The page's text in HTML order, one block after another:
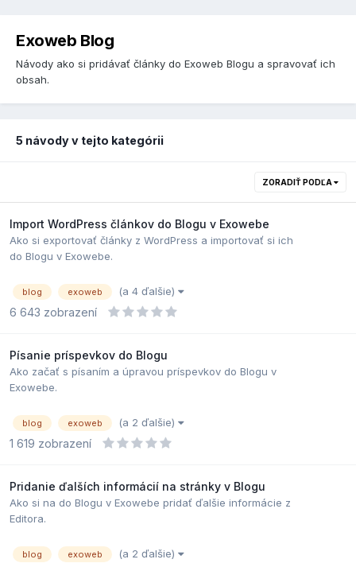
Exoweb Blog
Návody ako si pridávať články do Exoweb Blogu a spravovať ich
obsah.
5 návody v tejto kategórii
ZORADIŤ PODĽA
Import WordPress článkov do Blogu v Exowebe
Ako si exportovať články z WordPress a importovať si ich
do Blogu v Exowebe.
blog exoweb (a 4 ďalšie)
6 643 zobrazení
Písanie príspevkov do Blogu
Ako začať s písaním a úpravou príspevkov do Blogu v
Exowebe.
blog exoweb (a 2 ďalšie)
1 619 zobrazení
Pridanie ďalších informácií na stránky v Blogu
Ako si na do Blogu v Exowebe pridať ďalšie informácie z
Editora.
blog exoweb (a 2 ďalšie)